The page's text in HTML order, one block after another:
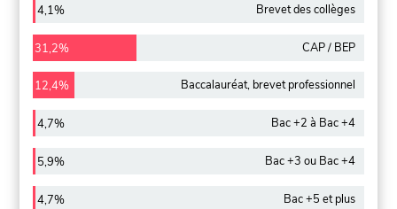
4,1% Brevet des collèges
31,2% CAP / BEP
12,4% Baccalauréat, brevet professionnel
4,7% Bac +2 à Bac +4
5,9% Bac +3 ou Bac +4
4,7% Bac +5 et plus